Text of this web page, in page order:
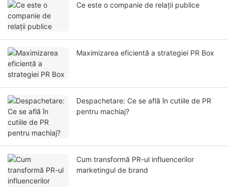
Ce este o companie de relații publice
Maximizarea eficientă a strategiei PR Box
Despachetare: Ce se află în cutiile de PR
pentru machiaj?
Cum transformă PR-ul influencerilor
marketingul de brand